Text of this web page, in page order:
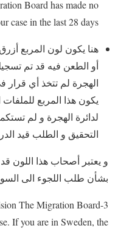
Board has made no
case in the last 28 days.
هنا يكون لون المربع
أو الطعن فيه قد تم
يكون هذا المربع
لدائرة الهجرة و لم
التحقيق و الطلب قيد
و يعتبر أصحاب هذا اللون
بشأن طلب اللجوء الى
The Migration Board
If you are in Sweden, the